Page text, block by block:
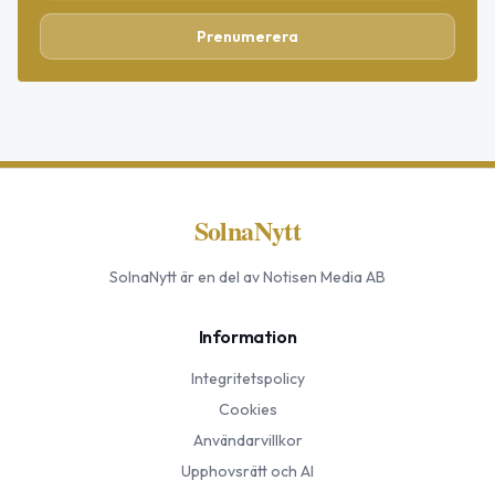
Prenumerera
SolnaNytt
SolnaNyttär en del av Notisen Media AB
Information
Integritetspolicy
Cookies
Användarvillkor
Upphovsrätt och AI